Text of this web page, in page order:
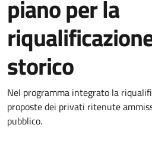
piano per la
storico
Dettagli della
Nel programma integrato la
proposte dei privati ritenute
pubblico.